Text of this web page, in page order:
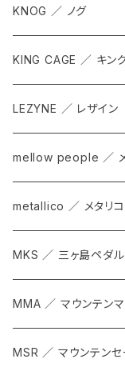
KNOG ／ ノグ
KING CAGE ／ キン
LEZYNE ／ レザイン
mellow people ／
metallico ／ メタリコ
MKS ／ 三ヶ島ペダル
MMA ／ マウンテン
MSR ／ マウンテンセ